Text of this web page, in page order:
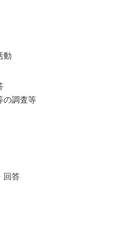
動
の調査等
回答